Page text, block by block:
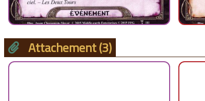
Attachement(3)